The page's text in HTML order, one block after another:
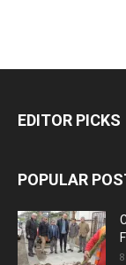
EDITOR PICKS
POPULAR